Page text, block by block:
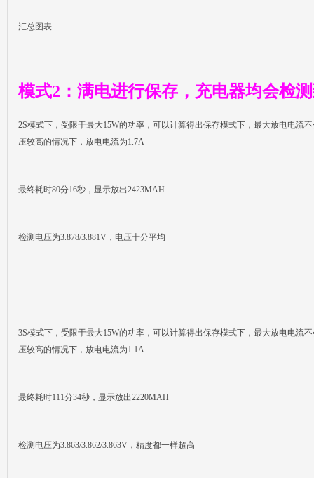
汇总图表
模式2：满电进行保存，充电器均会检
2S模式下，受限于最大15W的功率，可以计算得出保存模式下，最大放电电流
压较高的情况下，放电电流为1.7A
最终耗时80分16秒，显示放出2423MAH
检测电压为3.878/3.881V，电压十分平均
3S模式下，受限于最大15W的功率，可以计算得出保存模式下，最大放电电流
压较高的情况下，放电电流为1.1A
最终耗时111分34秒，显示放出2220MAH
检测电压为3.863/3.862/3.863V，精度都一样超高